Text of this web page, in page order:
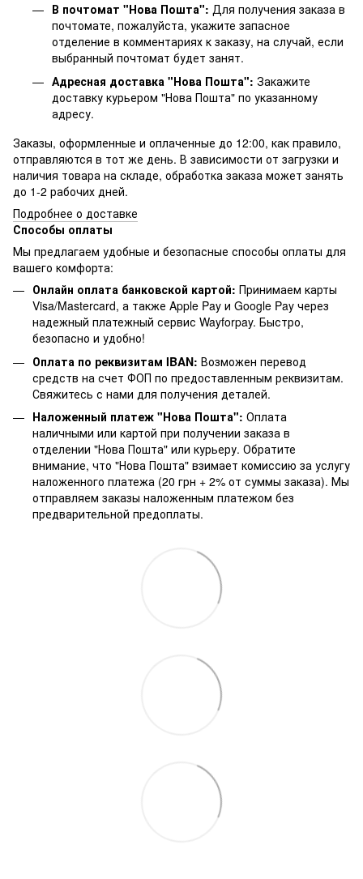
В почтомат "Нова Пошта": Для получения заказа в
почтомате, пожалуйста, укажите запасное
отделение в комментариях к заказу, на случай, если
выбранный почтомат будет занят.
Адресная доставка "Нова Пошта": Закажите
доставку курьером "Нова Пошта" по указанному
адресу.
Заказы, оформленные и оплаченные до 12:00, как правило,
отправляются в тот же день. В зависимости от загрузки и
наличия товара на складе, обработка заказа может занять
до 1-2 рабочих дней.
Подробнее о доставке
Способы оплаты
Мы предлагаем удобные и безопасные способы оплаты для
вашего комфорта:
Онлайн оплата банковской картой: Принимаем карты
Visa/Mastercard, а также Apple Pay и Google Pay через
надежный платежный сервис Wayforpay. Быстро,
безопасно и удобно!
Оплата по реквизитам IBAN: Возможен перевод
средств на счет ФОП по предоставленным реквизитам.
Свяжитесь с нами для получения деталей.
Наложенный платеж "Нова Пошта": Оплата
наличными или картой при получении заказа в
отделении "Нова Пошта" или курьеру. Обратите
внимание, что "Нова Пошта" взимает комиссию за услугу
наложенного платежа (20 грн + 2% от суммы заказа). Мы
отправляем заказы наложенным платежом без
предварительной предоплаты.